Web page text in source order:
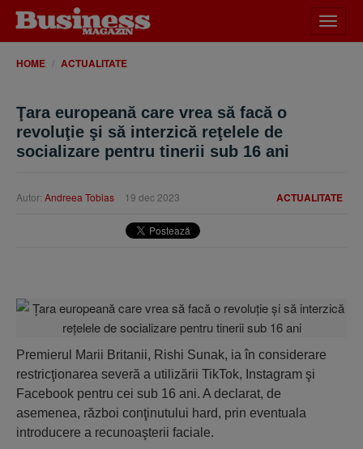
meniu
HOME ACTUALITATE
Ţara europeană care vrea să facă o
revoluţie şi să interzică reţelele de
socializare pentru tinerii sub 16 ani
ACTUALITATE
Autor: Andreea Tobias 19 dec 2023
Premierul Marii Britanii, Rishi Sunak, ia în considerare
restricţionarea severă a utilizării TikTok, Instagram şi
Facebook pentru cei sub 16 ani. A declarat, de
asemenea, război conţinutului hard, prin eventuala
introducere a recunoaşterii faciale.